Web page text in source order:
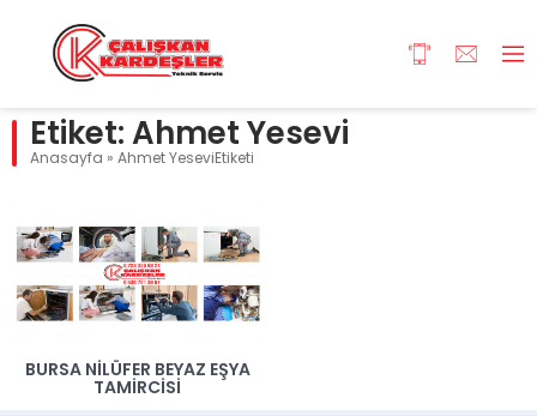
Etiket: Ahmet Yesevi
Anasayfa » Ahmet YeseviEtiketi
BURSA NILÜFER BEYAZ EŞYA
TAMIRCISI